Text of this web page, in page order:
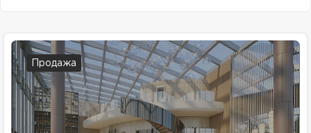
Продажа